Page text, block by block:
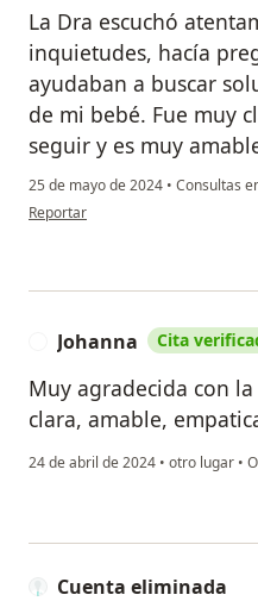
La Dra escuchó
inquietudes, hacía
ayudaban a buscar
de mi bebé. Fue muy
seguir y es muy
25 de mayo de 2024 • Consultas
en opinión del usuario JA
Reportar
Johanna Cita
Muy agradecida con
clara, amable,
24 de abril de 2024 • otro lugar •
Cuenta eliminada